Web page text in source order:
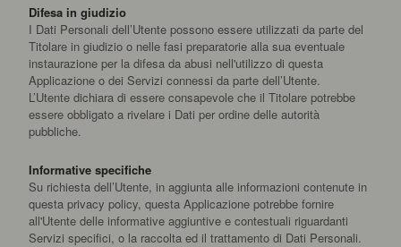
Difesa in giudizio
I Dati Personali dell’Utente possono essere utilizzati da parte del
Titolare in giudizio o nelle fasi preparatorie alla sua eventuale
instaurazione per la difesa da abusi nell'utilizzo di questa
Applicazione o dei Servizi connessi da parte dell’Utente.
L’Utente dichiara di essere consapevole che il Titolare potrebbe
essere obbligato a rivelare i Dati per ordine delle autorità
pubbliche.
Informative specifiche
Su richiesta dell’Utente, in aggiunta alle informazioni contenute in
questa privacy policy, questa Applicazione potrebbe fornire
all'Utente delle informative aggiuntive e contestuali riguardanti
Servizi specifici, o la raccolta ed il trattamento di Dati Personali.